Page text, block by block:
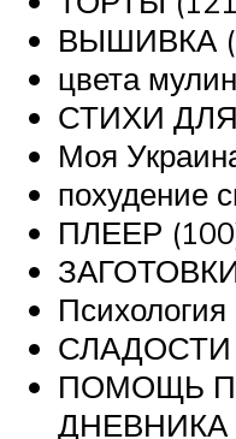
ВЫШИВКА
цвета
СТИХИ
Моя
похудение
ПЛЕЕР
Психология
СЛАДОСТИ
ПОМОЩЬ
ДНЕВНИКА